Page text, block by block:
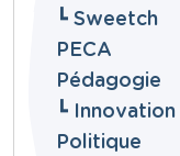
┗ Sweetch
PECA
Pédagogie
┗
Politique